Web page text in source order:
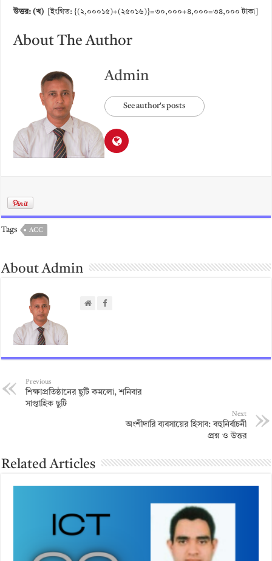
উত্তর: (খ) [ইংগিত: {(২,০০০১৫)+(২৫০১৬)}=৩০,০০০+৪,০০০=৩৪,০০০ টাকা]
About The Author
Admin
See author's posts
Tags ACC
About Admin
Previous
শিক্ষাপ্রতিষ্ঠানের ছুটি কমলো, শনিবার
সাপ্তাহিক ছুটি
Next
অংশীদারি ব্যবসায়ের হিসাব: বহুনির্বাচনী
প্রশ্ন ও উত্তর
Related Articles